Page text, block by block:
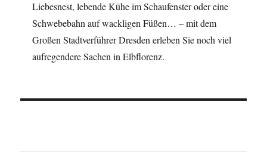
Liebesnest, lebende Kühe im Schaufenster oder eine
Schwebebahn auf wackligen Füßen… – mit dem
Großen Stadtverführer Dresden erleben Sie noch viel
aufregendere Sachen in Elbflorenz.